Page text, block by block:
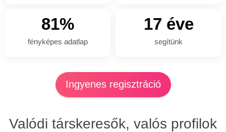
81%
fényképes adatlap
17 éve
segítünk
Ingyenes regisztráció
Valódi társkeresők, valós profilok